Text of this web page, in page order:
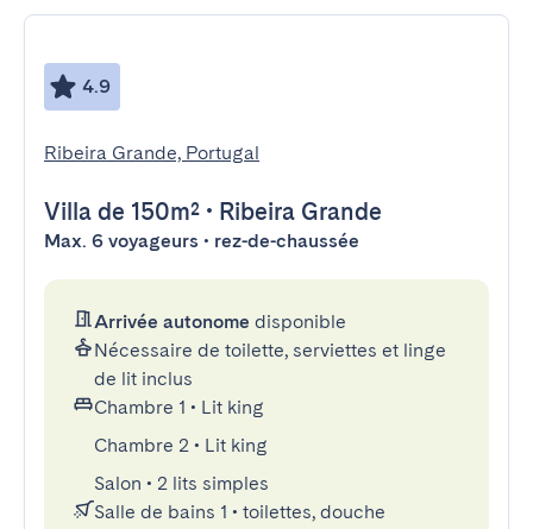
4.9
Ribeira Grande, Portugal
Villa de 150m² • Ribeira Grande
Max. 6 voyageurs • rez-de-chaussée
Arrivée autonome disponible
Nécessaire de toilette, serviettes et linge
de lit inclus
Chambre 1 • Lit king
Chambre 2 • Lit king
Salon • 2 lits simples
Salle de bains 1 • toilettes, douche